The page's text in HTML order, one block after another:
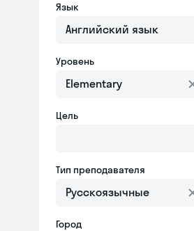
Язык
Английский язык
Уровень
Elementary
Цель
Тип преподавателя
Русскоязычные
Город